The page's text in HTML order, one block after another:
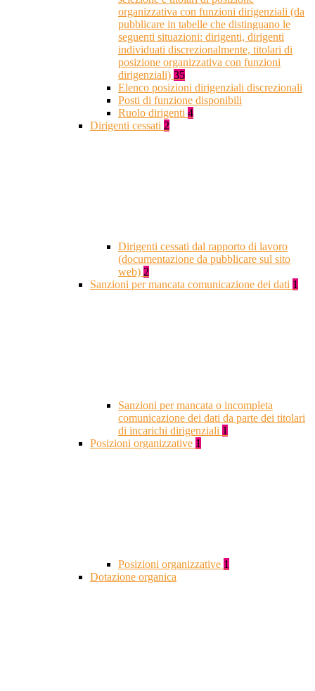
organizzativa con funzioni dirigenziali (da
pubblicare in tabelle che distinguano le
seguenti situazioni: dirigenti, dirigenti
individuati discrezionalmente, titolari di
posizione organizzativa con funzioni
dirigenziali) 35
Elenco posizioni dirigenziali discrezionali
Posti di funzione disponibili
Ruolo dirigenti 4
Dirigenti cessati 2
Dirigenti cessati dal rapporto di lavoro
(documentazione da pubblicare sul sito
web) 2
Sanzioni per mancata comunicazione dei dati 1
Sanzioni per mancata o incompleta
comunicazione dei dati da parte dei titolari
di incarichi dirigenziali 1
Posizioni organizzative 1
Posizioni organizzative 1
Dotazione organica